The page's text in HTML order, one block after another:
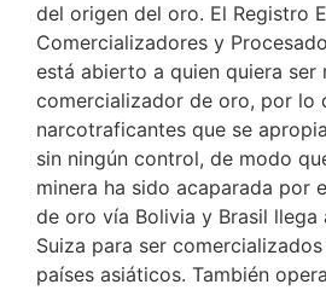
del origen del oro. El Registro
Comercializadores y
está abierto a quien quiera ser
comercializador de oro, por lo
narcotraficantes que se
sin ningún control, de modo
minera ha sido acaparada por
de oro vía Bolivia y Brasil llega
Suiza para ser
países asiáticos. También